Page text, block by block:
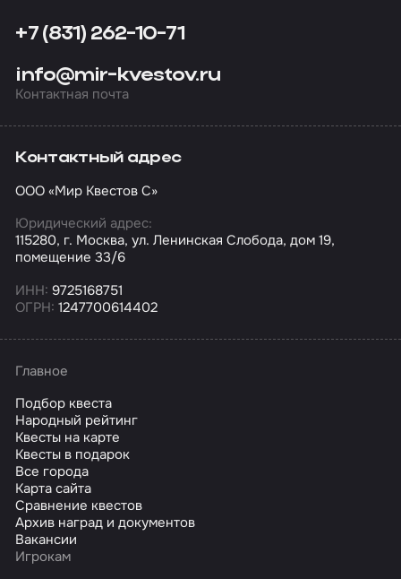
+7 (831) 262-10-71
info@mir-kvestov.ru
Контактная почта
Контактный адрес
ООО «Мир Квестов С»
Юридический адрес:
115280, г. Москва, ул. Ленинская Слобода, дом 19,
помещение 33/6
ИНН: 9725168751
ОГРН: 1247700614402
Главное
Подбор квеста
Народный рейтинг
Квесты на карте
Квесты в подарок
Все города
Карта сайта
Сравнение квестов
Архив наград и документов
Вакансии
Игрокам